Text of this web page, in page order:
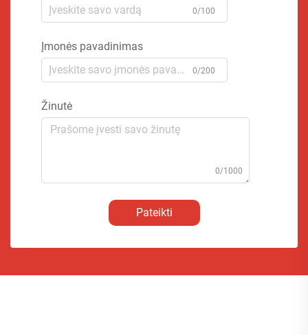
0/100
Įmonės pavadinimas
0/200
Žinutė
0/1000
Pateikti